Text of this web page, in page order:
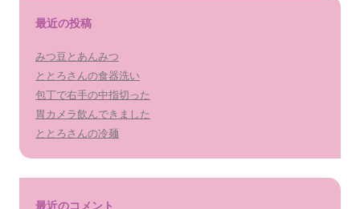
最近の投稿
みつ豆とあんみつ
ととろさんの食器洗い
包丁で右手の中指切った
胃カメラ飲んできました
ととろさんの冷麺
最近のコメント